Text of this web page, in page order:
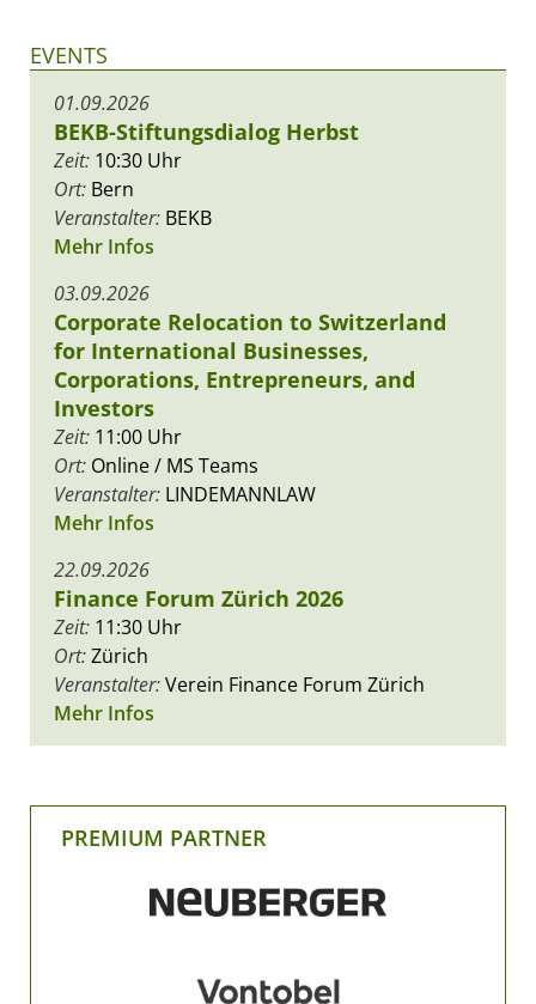
EVENTS
01.09.2026
BEKB-Stiftungsdialog Herbst
Zeit: 10:30 Uhr
Ort: Bern
Veranstalter: BEKB
Mehr Infos
03.09.2026
Corporate Relocation to Switzerland
for International Businesses,
Corporations, Entrepreneurs, and
Investors
Zeit: 11:00 Uhr
Ort: Online / MS Teams
Veranstalter: LINDEMANNLAW
Mehr Infos
22.09.2026
Finance Forum Zürich 2026
Zeit: 11:30 Uhr
Ort:Zürich
Veranstalter:Verein Finance Forum Zürich
Mehr Infos
PREMIUM PARTNER